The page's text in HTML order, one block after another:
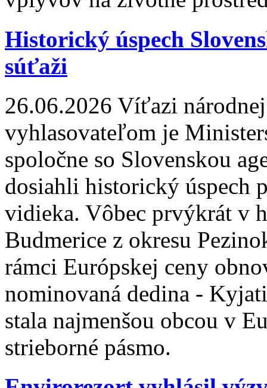
Historický úspech
súťaži
26.06.2026 Víťazi
vyhlasovateľom je
spoločne so Slovenskou
dosiahli historický úspech
vidieka. Vôbec prvýkrát v
Budmerice z okresu
rámci Európskej ceny
nominovaná dedina -
stala najmenšou obcou v
strieborné pásmo.